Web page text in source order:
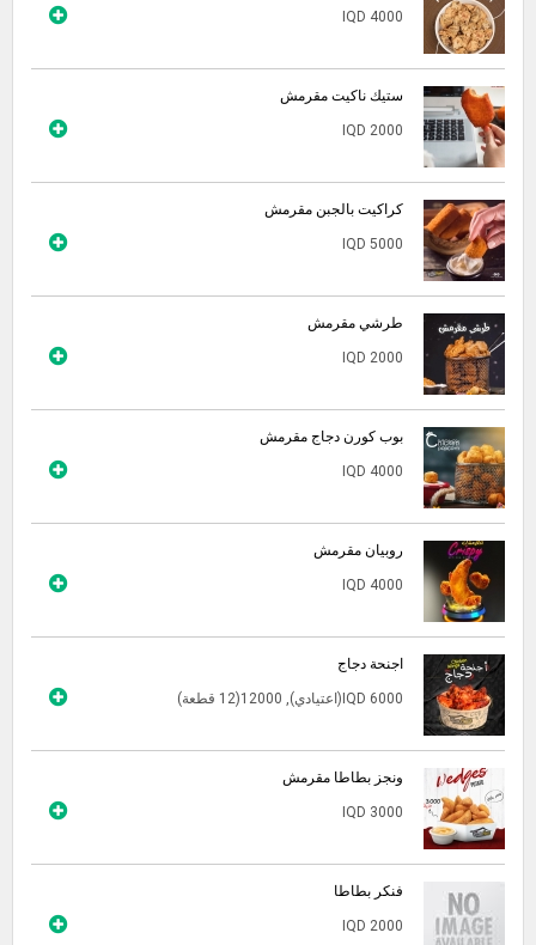
IQD 4000
ستيك ناكيت مقرمش
IQD 2000
كراكيت بالجبن مقرمش
IQD 5000
طرشي مقرمش
IQD 2000
بوب كورن دجاج مقرمش
IQD 4000
روبيان مقرمش
IQD 4000
اجنحة دجاج
IQD 6000(اعتيادي), 12000(12 قطعة)
ونجز بطاطا مقرمش
IQD 3000
فنكر بطاطا
IQD 2000